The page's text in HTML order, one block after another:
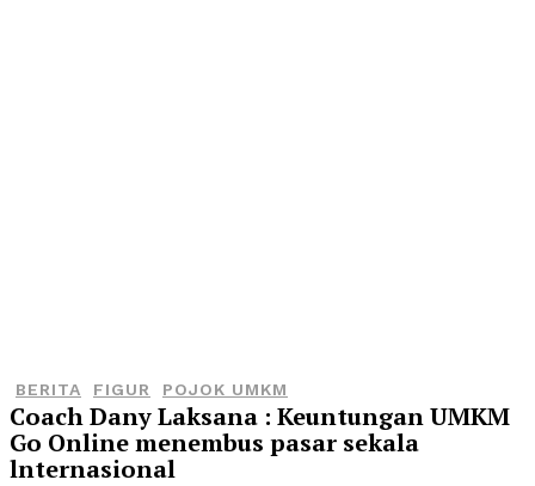
BERITA FIGUR POJOK UMKM
Coach Dany Laksana : Keuntungan UMKM
Go Online menembus pasar sekala
lnternasional